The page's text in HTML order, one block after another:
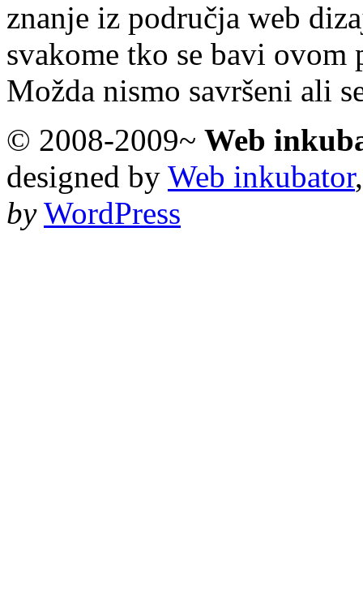
znanje iz područja web
svakome tko se bavi
Možda nismo savršeni ali
© 2008-2009~ Web
designed by Web inkubator
by WordPress